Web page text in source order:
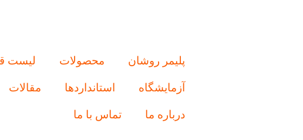
پلیمر روشان محصولات لیست
آزمایشگاه استانداردها مقالات
درباره ما تماس با ما